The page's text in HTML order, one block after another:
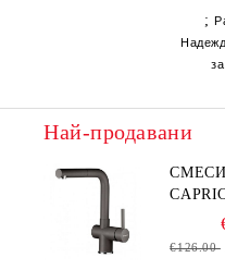
;
Най-продавани
€126.00